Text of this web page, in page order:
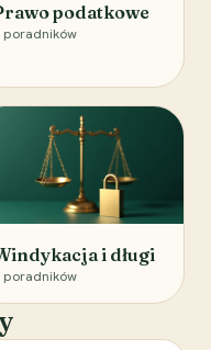
podatkowe
poradników
i długi
poradników